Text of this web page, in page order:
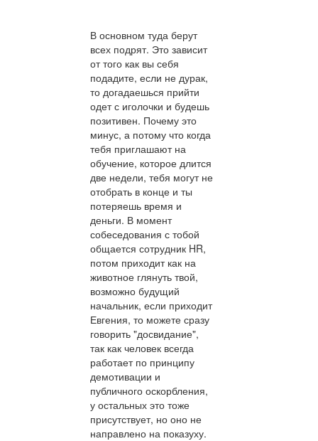
В основном туда берут
всех подрят. Это зависит
от того как вы себя
подадите, если не дурак,
то догадаешься прийти
одет с иголочки и будешь
позитивен. Почему это
минус, а потому что когда
тебя приглашают на
обучение, которое длится
две недели, тебя могут не
отобрать в конце и ты
потеряешь время и
деньги. В момент
собеседования с тобой
общается сотрудник HR,
потом приходит как на
животное глянуть твой,
возможно будущий
начальник, если приходит
Евгения, то можете сразу
говорить "досвидание",
так как человек всегда
работает по принципу
демотивации и
публичного оскорбления,
у остальных это тоже
присутствует, но оно не
направлено на показуху.